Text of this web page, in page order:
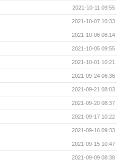
2021-10-11 09:55
2021-10-07 10:33
2021-10-06 08:14
2021-10-05 09:55
2021-10-01 10:21
2021-09-24 06:36
2021-09-21 08:03
2021-09-20 08:37
2021-09-17 10:22
2021-09-16 09:33
2021-09-15 10:47
2021-09-09 08:38